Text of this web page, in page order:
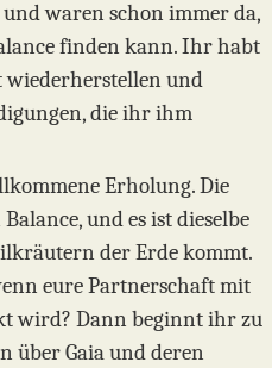
waren schon immer da,
finden kann. Ihr habt
wiederherstellen und
die ihr ihm
Erholung. Die
und es ist dieselbe
der Erde kommt.
eure Partnerschaft mit
wird? Dann beginnt ihr zu
über Gaia und deren